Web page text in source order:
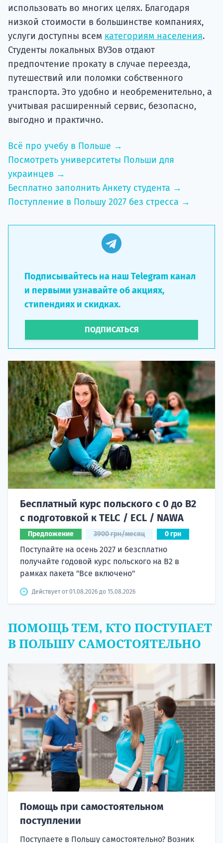
использовать во многих целях. Благодаря
низкой стоимости в большинстве компаниях,
услуги доступны всем категориям населения.
Студенты локальных ВУЗов отдают
предпочтение прокату в случае переезда,
путешествий или поломки собственного
транспорта. Это удобно и необременительно, а
учитывая расширенный сервис, безопасно,
выгодно и практично.
Всё про учебу в Польше →
Посмотреть университеты Польши для
украинцев →
Бесплатно заполнить Анкету студента →
Поступление в Польшу 2027 без стресса →
Подписывайтесь на наш Telegram канал
и первыми узнавайте об акциях,
стипендиях и скидках.
ПОДПИСАТЬСЯ
Бесплатный курс польского с 0 до B2
с подготовкой к TELC / ECL / NAWA
Предложение 3900 грн/месяц 0 грн
Поступайте на осень 2027 и безсплатно
получайте годовой курс польского на B2 в
рамках пакета "Все включено"
Действует от 01.08.2026 до 15.08.2026
ПОМОЩЬ ТЕМ, КТО ПОСТУПАЕТ
В ПОЛЬШУ САМОСТОЯТЕЛЬНО
Помощь при самостоятельном
поступлении
Поступаете в Польшу самостоятельно? Возник